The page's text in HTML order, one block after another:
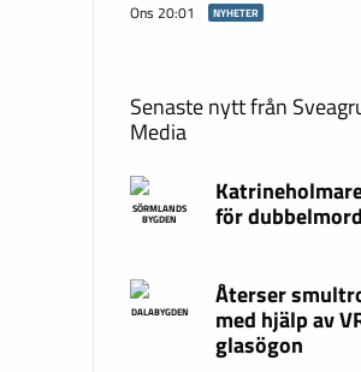
Ons 20:01 NYHETER
Senaste nytt från
Media
SÖRMLANDS
BYGDEN för
DALABYGDEN
Återser
med hjälp av
glasögon